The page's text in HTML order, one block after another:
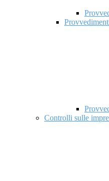
Controlli sulle